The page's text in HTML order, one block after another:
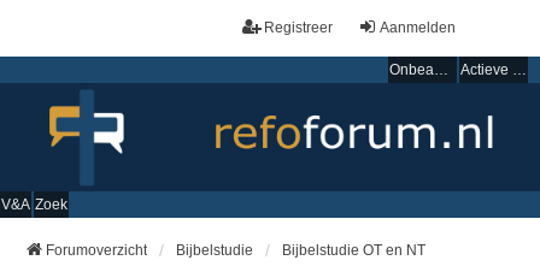
Aanmelden
Registreer
Onbeantwoorde onderwerpen Actieve onderwerpen
V&A Zoek
Forumoverzicht Bijbelstudie Bijbelstudie OT en NT